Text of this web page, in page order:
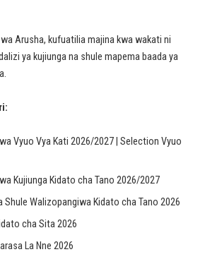
Arusha, kufuatilia majina kwa wakati ni
ya kujiunga na shule mapema baada ya
Vyuo Vya Kati 2026/2027 | Selection Vyuo
Kujiunga Kidato cha Tano 2026/2027
Shule Walizopangiwa Kidato cha Tano 2026
cha Sita 2026
La Nne 2026